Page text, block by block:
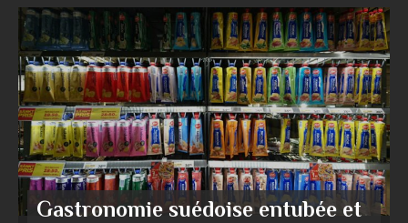
Gastronomie suédoise entubée et